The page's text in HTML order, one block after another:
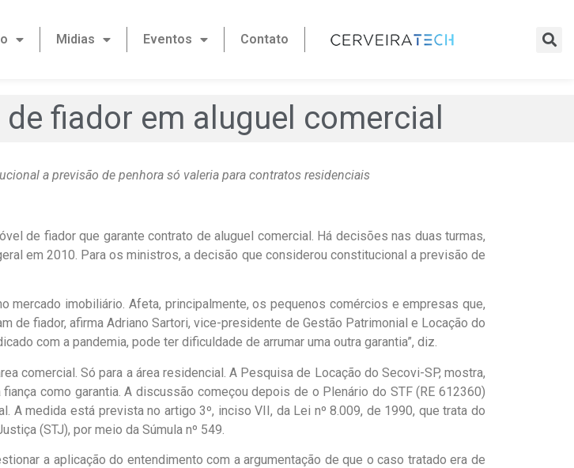
Midias Eventos Contato
fiador em aluguel comercial
a previsão de penhora só valeria para contratos residenciais
de fiador que garante contrato de aluguel comercial. Há decisões nas duas turmas,
em 2010. Para os ministros, a decisão que considerou constitucional a previsão de
mercado imobiliário. Afeta, principalmente, os pequenos comércios e empresas que,
de fiador, afirma Adriano Sartori, vice-presidente de Gestão Patrimonial e Locação do
com a pandemia, pode ter dificuldade de arrumar uma outra garantia”, diz.
comercial. Só para a área residencial. A Pesquisa de Locação do Secovi-SP, mostra,
como garantia. A discussão começou depois de o Plenário do STF (RE 612360)
medida está prevista no artigo 3º, inciso VII, da Lei nº 8.009, de 1990, que trata do
(STJ), por meio da Súmula nº 549.
a aplicação do entendimento com a argumentação de que o caso tratado era de